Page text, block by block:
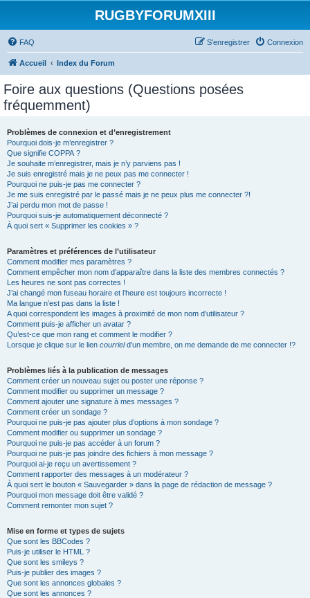
RUGBYFORUMXIII
FAQ Connexion
S’enregistrer
Accueil Index du Forum
Foire aux questions (Questions posées
fréquemment)
Problèmes de connexion et d’enregistrement
Pourquoi dois-je m’enregistrer ?
Que signifie COPPA ?
Je souhaite m’enregistrer, mais je n’y parviens pas !
Je suis enregistré mais je ne peux pas me connecter !
Pourquoi ne puis-je pas me connecter ?
Je me suis enregistré par le passé mais je ne peux plus me connecter ?!
J’ai perdu mon mot de passe !
Pourquoi suis-je automatiquement déconnecté ?
À quoi sert « Supprimer les cookies » ?
Paramètres et préférences de l’utilisateur
Comment modifier mes paramètres ?
Comment empêcher mon nom d’apparaître dans la liste des membres connectés ?
Les heures ne sont pas correctes !
J’ai changé mon fuseau horaire et l’heure est toujours incorrecte !
Ma langue n’est pas dans la liste !
A quoi correspondent les images à proximité de mon nom d’utilisateur ?
Comment puis-je afficher un avatar ?
Qu’est-ce que mon rang et comment le modifier ?
Lorsque je clique sur le lien courrield’un membre, on me demande de me connecter !?
Problèmes liés à la publication de messages
Comment créer un nouveau sujet ou poster une réponse ?
Comment modifier ou supprimer un message ?
Comment ajouter une signature à mes messages ?
Comment créer un sondage ?
Pourquoi ne puis-je pas ajouter plus d’options à mon sondage ?
Comment modifier ou supprimer un sondage ?
Pourquoi ne puis-je pas accéder à un forum ?
Pourquoi ne puis-je pas joindre des fichiers à mon message ?
Pourquoi ai-je reçu un avertissement ?
Comment rapporter des messages à un modérateur ?
À quoi sert le bouton « Sauvegarder » dans la page de rédaction de message ?
Pourquoi mon message doit être validé ?
Comment remonter mon sujet ?
Mise en forme et types de sujets
Que sont les BBCodes ?
Puis-je utiliser le HTML ?
Que sont les smileys ?
Puis-je publier des images ?
Que sont les annonces globales ?
Que sont les annonces ?